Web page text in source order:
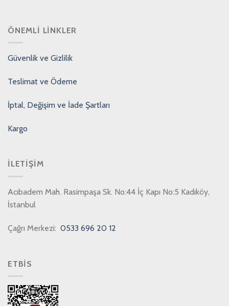
ÖNEMLI LINKLER
Güvenlik ve Gizlilik
Teslimat ve Ödeme
İptal, Değişim ve İade Şartları
Kargo
İLETIŞIM
Acıbadem Mah. Rasimpaşa Sk. No:44 İç Kapı No:5 Kadıköy,
İstanbul
Çağrı Merkezi: 0533 696 20 12
ETBİS